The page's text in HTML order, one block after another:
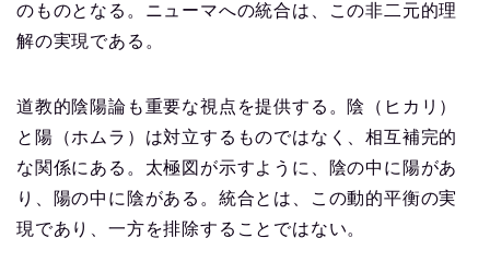
のものとなる。ニューマへの統合は、この非二元的理
解の実現である。
道教的陰陽論も重要な視点を提供する。陰（ヒカリ）
と陽（ホムラ）は対立するものではなく、相互補完的
な関係にある。太極図が示すように、陰の中に陽があ
り、陽の中に陰がある。統合とは、この動的平衡の実
現であり、一方を排除することではない。